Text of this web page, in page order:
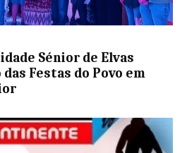
Sénior de Elvas
Festas do Povo em